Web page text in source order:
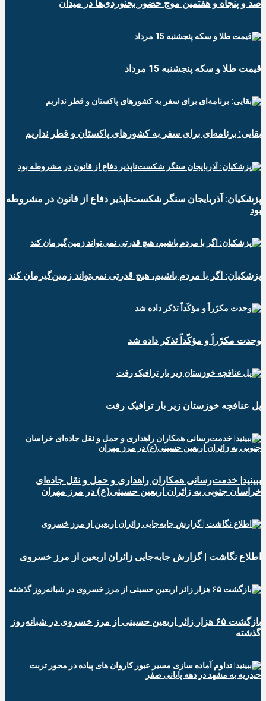
صد و پنجاه و هفتمین موج حضور بجنوردی‌ها در میدان
قیمت طلا و سکه پنجشنبه 15 مرداد
بقایی: برنامه‌ای برای سفر به کشورهای پاکستان و قطر نداریم
پزشکیان: آذربایجان سنگر شکست‌ناپذیر دفاع از قانون در مشروطه
بود
پزشکیان: اگر با مردم باشیم، هیچ قدرتی نمی‌تواند زمین‌گیرمان کند
وحدت مکرّراً و مؤکّداً تذکر داده شد
پل عنافچه خوزستان زیر بار ترافیک رفت
ببینید| خدمت‌رسانی همکاران راهداری و حمل و نقل جاده‌ای
خراسان جنوبی به زائران اربعین حسینی(ع) در مرز مهران
️اطلاع نگاشت | گزارش جابه‌جایی زائران اربعین از مرز خسروی
️بازگشت ۶۵ هزار زائر اربعین حسینی از مرز خسروی در شبانه‌روز
گذشته